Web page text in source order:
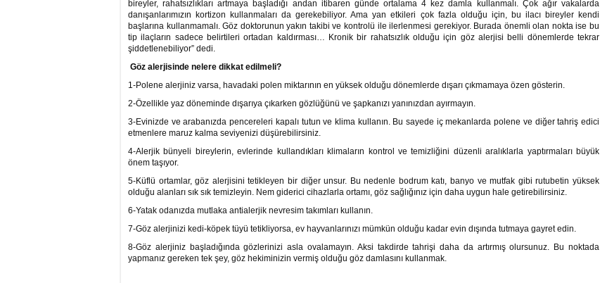
bireyler, rahatsızlıkları artmaya başladığı andan itibaren günde ortalama 4 kez damla kullanmalı. Çok ağır vakalarda
danışanlarımızın kortizon kullanmaları da gerekebiliyor. Ama yan etkileri çok fazla olduğu için, bu ilacı bireyler kendi
başlarına kullanmamalı. Göz doktorunun yakın takibi ve kontrolü ile ilerlenmesi gerekiyor. Burada önemli olan nokta ise bu
tip ilaçların sadece belirtileri ortadan kaldırması… Kronik bir rahatsızlık olduğu için göz alerjisi belli dönemlerde tekrar
şiddetlenebiliyor” dedi.
Göz alerjisinde nelere dikkat edilmeli?
1-Polene alerjiniz varsa, havadaki polen miktarının en yüksek olduğu dönemlerde dışarı çıkmamaya özen gösterin.
2-Özellikle yaz döneminde dışarıya çıkarken gözlüğünü ve şapkanızı yanınızdan ayırmayın.
3-Evinizde ve arabanızda pencereleri kapalı tutun ve klima kullanın. Bu sayede iç mekanlarda polene ve diğer tahriş edici
etmenlere maruz kalma seviyenizi düşürebilirsiniz.
4-Alerjik bünyeli bireylerin, evlerinde kullandıkları klimaların kontrol ve temizliğini düzenli aralıklarla yaptırmaları büyük
önem taşıyor.
5-Küflü ortamlar, göz alerjisini tetikleyen bir diğer unsur. Bu nedenle bodrum katı, banyo ve mutfak gibi rutubetin yüksek
olduğu alanları sık sık temizleyin. Nem giderici cihazlarla ortamı, göz sağlığınız için daha uygun hale getirebilirsiniz.
6-Yatak odanızda mutlaka antialerjik nevresim takımları kullanın.
7-Göz alerjinizi kedi-köpek tüyü tetikliyorsa, ev hayvanlarınızı mümkün olduğu kadar evin dışında tutmaya gayret edin.
8-Göz alerjiniz başladığında gözlerinizi asla ovalamayın. Aksi takdirde tahrişi daha da artırmış olursunuz. Bu noktada
yapmanız gereken tek şey, göz hekiminizin vermiş olduğu göz damlasını kullanmak.